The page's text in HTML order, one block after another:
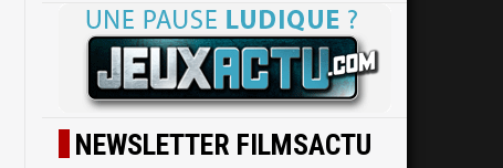
NEWSLETTER FILMSACTU